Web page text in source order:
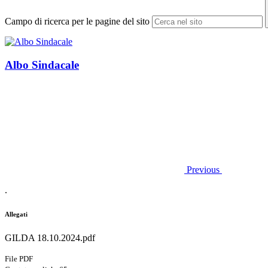
Campo di ricerca per le pagine del sito
Albo Sindacale
Previous
.
Allegati
GILDA 18.10.2024.pdf
File PDF